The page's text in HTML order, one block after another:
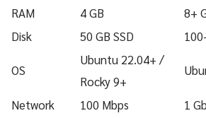
RAM
4 GB
8+
Disk
50 GB SSD
OS
Ubuntu 22.04+ /
Rocky 9+
Network 100 Mbps 1